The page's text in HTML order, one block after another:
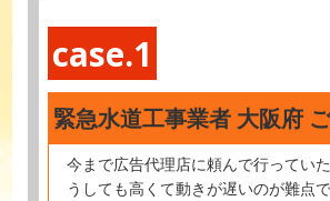
case.1
緊急水道工事業者 大阪府
今まで広告代理店に頼んで行ってい
うしても高くて動きが遅いのが難点